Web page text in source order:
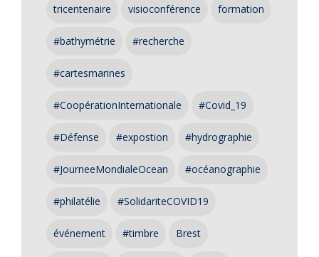
tricentenaire visioconférence formation
#bathymétrie #recherche
#cartesmarines
#CoopérationInternationale #Covid_19
#Défense #expostion #hydrographie
#JourneeMondialeOcean #océanographie
#philatélie #SolidariteCOVID19
événement #timbre Brest